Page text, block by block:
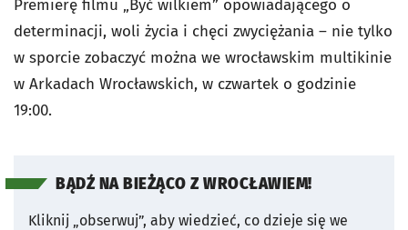
Premierę filmu „Być wilkiem” opowiadającego o
determinacji, woli życia i chęci zwyciężania – nie tylko
w sporcie zobaczyć można we wrocławskim multikinie
w Arkadach Wrocławskich, w czwartek o godzinie
19:00.
BĄDŹ NA BIEŻĄCO Z WROCŁAWIEM!
Kliknij „obserwuj”, aby wiedzieć, co dzieje się we